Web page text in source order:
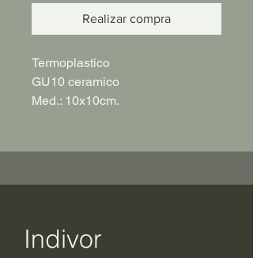
Realizar compra
Termoplastico
GU10 ceramico
Med.: 10x10cm.
Indivor